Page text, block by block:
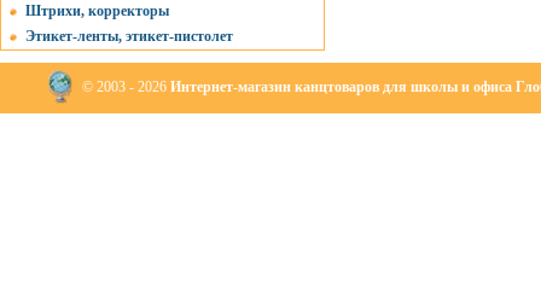
Штрихи, корректоры
Этикет-ленты, этикет-пистолет
© 2003 - 2026 Интернет-магазин канцтоваров для школы и офиса